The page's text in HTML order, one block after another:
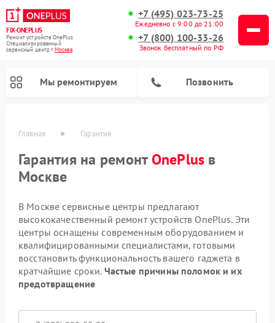
FIX-ONEPLUS
Ремонт устройств OnePlus
Специализированный
cервисный центр г.Москва
+7 (495) 023-73-25
Ежедневно с 9:00 до 21:00
+7 (800) 100-33-26
Звонок бесплатный по РФ
Мы ремонтируем Позвонить
Главная Гарантия
Гарантия на ремонт OnePlus в
Москве
В Москве сервисные центры предлагают
высококачественный ремонт устройств OnePlus. Эти
центры оснащены современным оборудованием и
квалифицированными специалистами, готовыми
восстановить функциональность вашего гаджета в
кратчайшие сроки. Частые причины поломок и их
предотвращение